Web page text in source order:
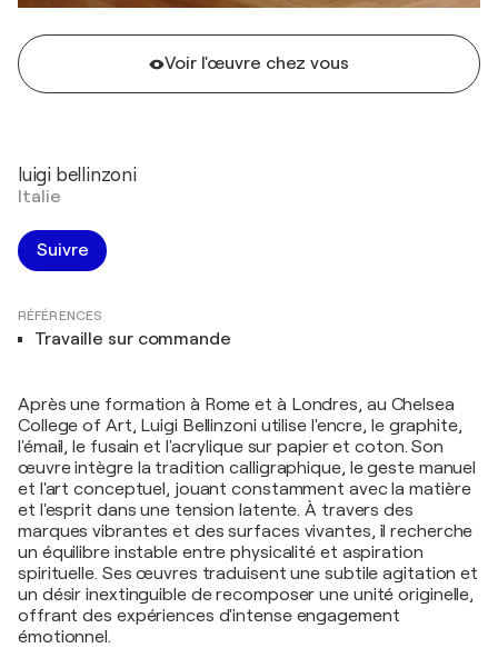
Voir l'œuvre chez vous
luigi bellinzoni
Italie
Suivre
RÉFÉRENCES
Travaille sur commande
Après une formation à Rome et à Londres, au Chelsea
College of Art, Luigi Bellinzoni utilise l'encre, le graphite,
l'émail, le fusain et l'acrylique sur papier et coton. Son
œuvre intègre la tradition calligraphique, le geste manuel
et l'art conceptuel, jouant constamment avec la matière
et l'esprit dans une tension latente. À travers des
marques vibrantes et des surfaces vivantes, il recherche
un équilibre instable entre physicalité et aspiration
spirituelle. Ses œuvres traduisent une subtile agitation et
un désir inextinguible de recomposer une unité originelle,
offrant des expériences d'intense engagement
émotionnel.